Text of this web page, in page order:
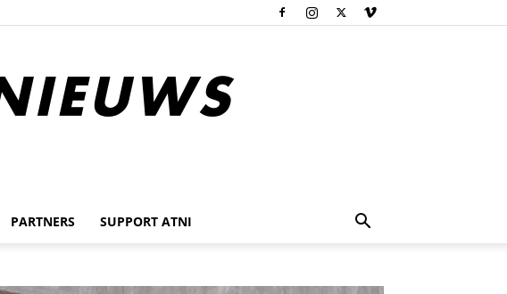
PARTNERS SUPPORT ATNI